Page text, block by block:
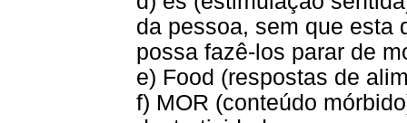
da pessoa, sem que esta
possa fazê-los parar de
e) Food (respostas de
f) MOR (conteúdo